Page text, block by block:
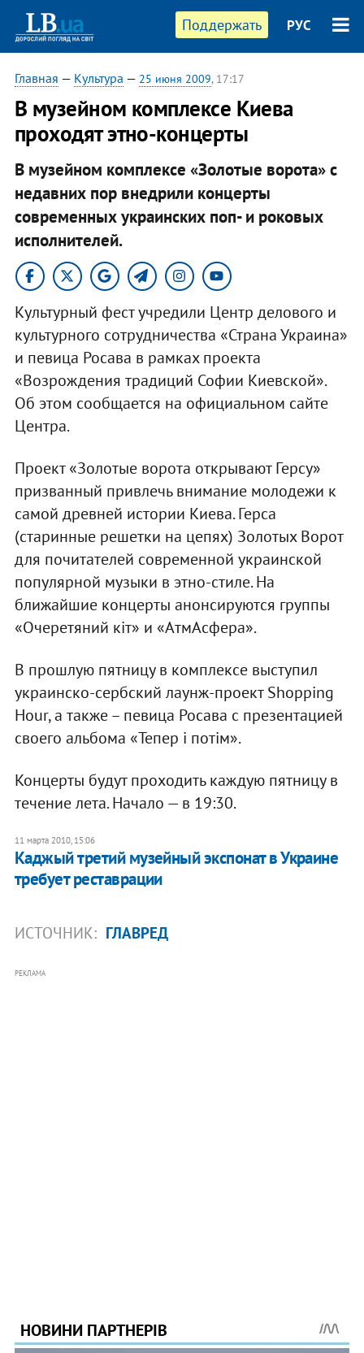
Поддержать РУС
Главная — Культура — 25 июня 2009, 17:17
В музейном комплексе Киева
проходят этно-концерты
В музейном комплексе «Золотые ворота» с
недавних пор внедрили концерты
современных украинских поп- и роковых
исполнителей.
Культурный фест учредили Центр делового и
культурного сотрудничества «Страна Украина»
и певица Росава в рамках проекта
«Возрождения традиций Софии Киевской».
Об этом сообщается на официальном сайте
Центра.
Проект «Золотые ворота открывают Герсу»
призванный привлечь внимание молодежи к
самой древней истории Киева. Герса
(старинные решетки на цепях) Золотых Ворот
для почитателей современной украинской
популярной музыки в этно-стиле. На
ближайшие концерты анонсируются группы
«Очеретяний кіт» и «АтмАсфера».
В прошлую пятницу в комплексе выступил
украинско-сербский лаунж-проект Shopping
Hour, а также – певица Росава с презентацией
своего альбома «Тепер і потім».
Концерты будут проходить каждую пятницу в
течение лета. Начало — в 19:30.
11 марта 2010, 15:06
Каджый третий музейный экспонат в Украине
требует реставрации
ИСТОЧНИК: ГЛАВРЕД
РЕКЛАМА